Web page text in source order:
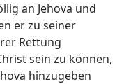
an Jehova und
er zu seiner
Rettung
sein zu können,
hinzugeben